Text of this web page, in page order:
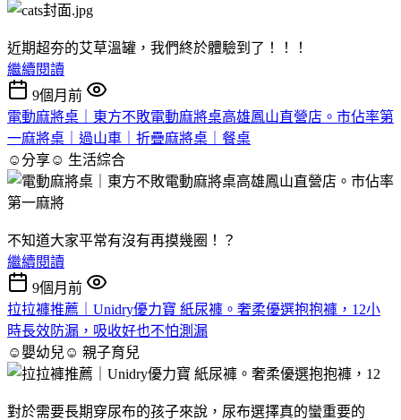
近期超夯的艾草溫罐，我們終於體驗到了！！！
繼續閱讀
9個月前
電動麻將桌｜東方不敗電動麻將桌高雄鳳山直營店。市佔率第
一麻將桌｜過山車｜折疊麻將桌｜餐桌
☺分享☺ 生活綜合
不知道大家平常有沒有再摸幾圈！？
繼續閱讀
9個月前
拉拉褲推薦｜Unidry優⼒寶 紙尿褲。奢柔優選抱抱褲，12小
時長效防漏，吸收好也不怕測漏
☺嬰幼兒☺ 親子育兒
對於需要長期穿尿布的孩子來說，尿布選擇真的蠻重要的